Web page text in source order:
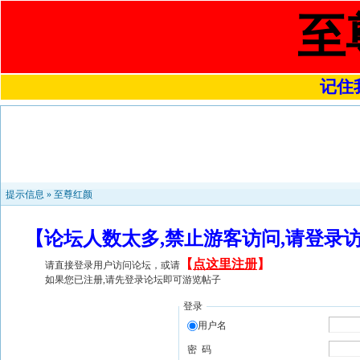
至
记住
提示信息 » 至尊红颜
【论坛人数太多,禁止游客访问,请登
请直接登录用户访问论坛，或请 【 点这里注册】
如果您已注册,请先登录论坛即可游览帖子
登录
用户名
密 码